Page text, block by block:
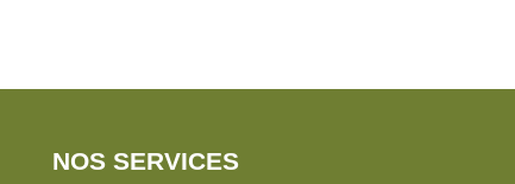
NOS SERVICES